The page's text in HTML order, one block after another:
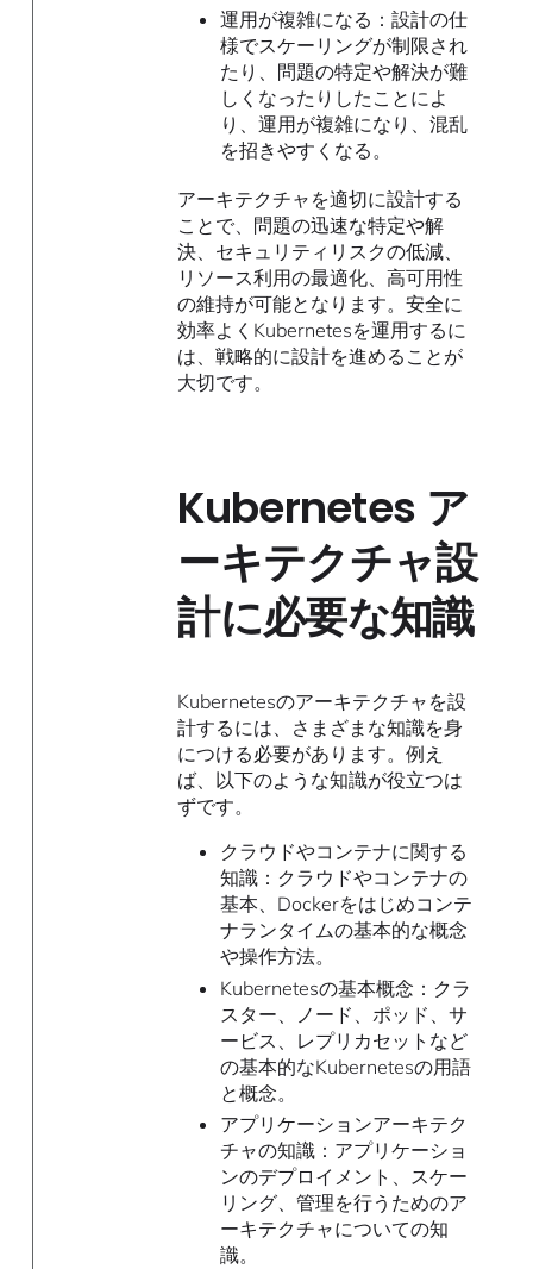
運用が複雑になる：設計の仕
様でスケーリングが制限され
たり、問題の特定や解決が難
しくなったりしたことによ
り、運用が複雑になり、混乱
を招きやすくなる。
アーキテクチャを適切に設計する
ことで、問題の迅速な特定や解
決、セキュリティリスクの低減、
リソース利用の最適化、高可用性
の維持が可能となります。安全に
効率よくKubernetesを運用するに
は、戦略的に設計を進めることが
大切です。
Kubernetes ア
ーキテクチャ設
計に必要な知識
Kubernetesのアーキテクチャを設
計するには、さまざまな知識を身
につける必要があります。例え
ば、以下のような知識が役立つは
ずです。
クラウドやコンテナに関する
知識：クラウドやコンテナの
基本、Dockerをはじめコンテ
ナランタイムの基本的な概念
や操作方法。
Kubernetesの基本概念：クラ
スター、ノード、ポッド、サ
ービス、レプリカセットなど
の基本的なKubernetesの用語
と概念。
アプリケーションアーキテク
チャの知識：アプリケーショ
ンのデプロイメント、スケー
リング、管理を行うためのア
ーキテクチャについての知
識。